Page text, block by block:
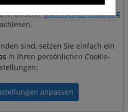
in unsererDatenschutzerklärung
sind, setzen Sie einfach ein
in Ihren persönlichen Cookie-
anpassen